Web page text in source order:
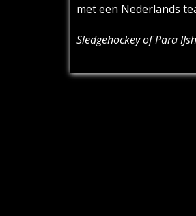
met een Nederlands
Sledgehockey of Para